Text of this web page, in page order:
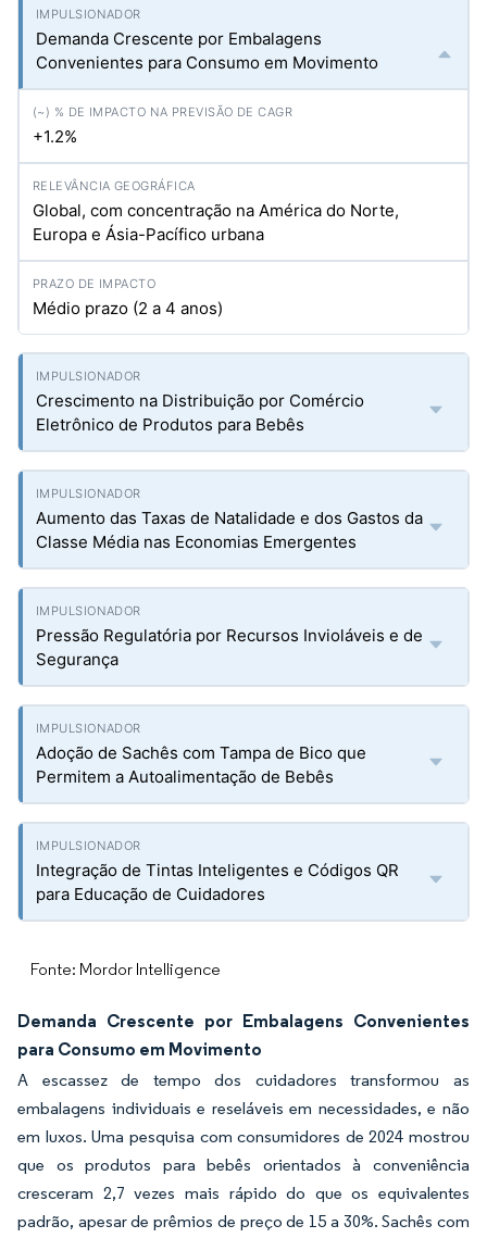
Demanda Crescente por Embalagens
Convenientes para Consumo em Movimento
+1.2%
Global, com concentração na América do Norte,
Europa e Ásia-Pacífico urbana
Médio prazo (2 a 4 anos)
Crescimento na Distribuição por Comércio
Eletrônico de Produtos para Bebês
Aumento das Taxas de Natalidade e dos Gastos da
Classe Média nas Economias Emergentes
Pressão Regulatória por Recursos Invioláveis e de
Segurança
Adoção de Sachês com Tampa de Bico que
Permitem a Autoalimentação de Bebês
Integração de Tintas Inteligentes e Códigos QR
para Educação de Cuidadores
Fonte: Mordor Intelligence
Demanda Crescente por Embalagens Convenientes
para Consumo em Movimento
A escassez de tempo dos cuidadores transformou as
embalagens individuais e reseláveis em necessidades, e não
em luxos. Uma pesquisa com consumidores de 2024 mostrou
que os produtos para bebês orientados à conveniência
cresceram 2,7 vezes mais rápido do que os equivalentes
padrão, apesar de prêmios de preço de 15 a 30%. Sachês com